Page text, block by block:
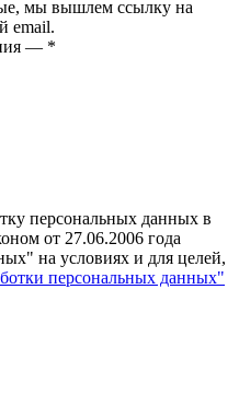
мы вышлем ссылку на
email.
— *
персональных данных в
от 27.06.2006 года
на условиях и для целей,
персональных данных"